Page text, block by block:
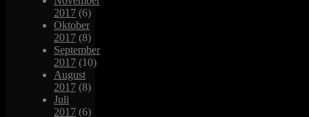
2017 (6)
Oktober
2017 (8)
September
2017 (10)
August
2017 (8)
Juli
2017 (6)